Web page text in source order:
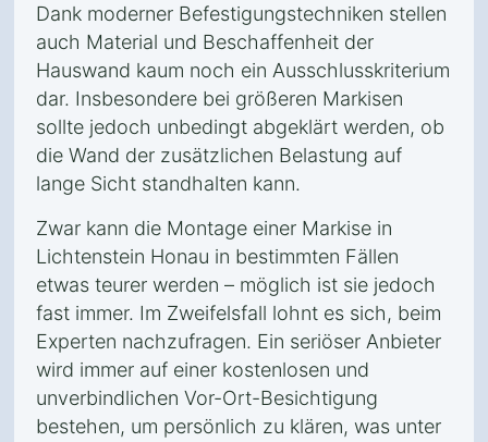
Dank moderner Befestigungstechniken stellen
auch Material und Beschaffenheit der
Hauswand kaum noch ein Ausschlusskriterium
dar. Insbesondere bei größeren Markisen
sollte jedoch unbedingt abgeklärt werden, ob
die Wand der zusätzlichen Belastung auf
lange Sicht standhalten kann.
Zwar kann die Montage einer Markise in
Lichtenstein Honau in bestimmten Fällen
etwas teurer werden – möglich ist sie jedoch
fast immer. Im Zweifelsfall lohnt es sich, beim
Experten nachzufragen. Ein seriöser Anbieter
wird immer auf einer kostenlosen und
unverbindlichen Vor-Ort-Besichtigung
bestehen, um persönlich zu klären, was unter